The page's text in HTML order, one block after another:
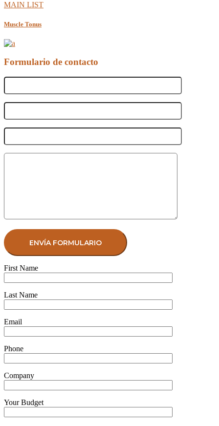
MAIN LIST
Muscle Tonus
Formulario de contacto
First Name
Last Name
Email
Phone
Company
Your Budget